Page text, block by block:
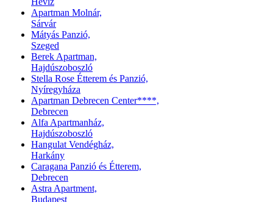
Apartman Molnár,
Sárvár
Mátyás Panzió,
Szeged
Berek Apartman,
Hajdúszoboszló
Stella Rose Étterem és Panzió,
Nyíregyháza
Apartman Debrecen Center****,
Debrecen
Alfa Apartmanház,
Hajdúszoboszló
Hangulat Vendégház,
Harkány
Caragana Panzió és Étterem,
Debrecen
Astra Apartment,
Budapest